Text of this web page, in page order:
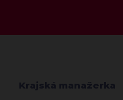
Krajská manažerka